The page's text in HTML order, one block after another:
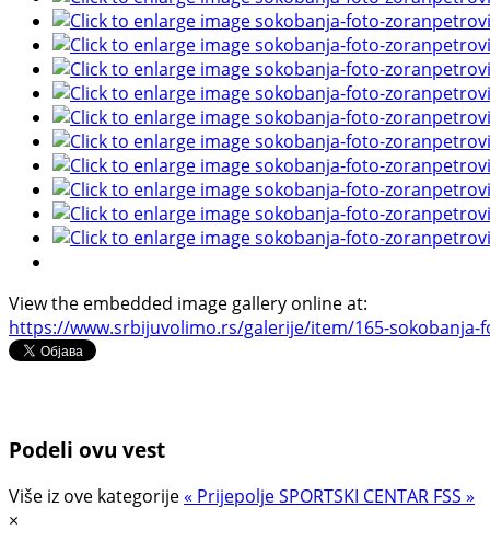
View the embedded image gallery online at:
https://www.srbijuvolimo.rs/galerije/item/165-sokobanja-
Podeli ovu vest
Više iz ove kategorije« PrijepoljeSPORTSKI CENTAR FSS »
×